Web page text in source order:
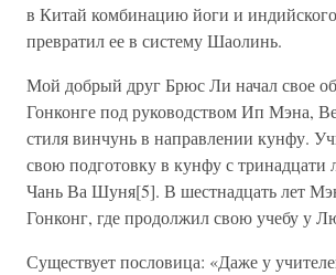
в Китай комбинацию йоги и
превратил ее в систему Шаолинь.
Мой добрый друг Брюс Ли начал свое
Гонконге под руководством Ип Мэна,
стиля винчунь в направлении кунфу.
свою подготовку в кунфу с тринадцати
Чань Ва Шуня[5]. В шестнадцать лет
Гонконг, где продолжил свою учебу у
Существует пословица: «Даже у